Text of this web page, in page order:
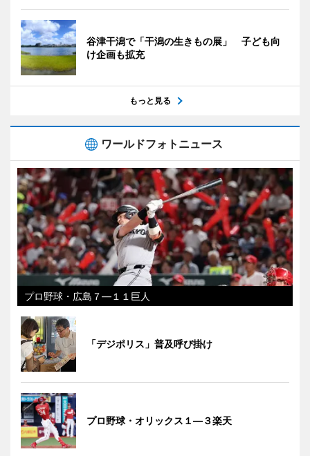
谷津干潟で「干潟の生きもの展」 子ども向
け企画も拡充
もっと見る
ワールドフォトニュース
プロ野球・広島７―１１巨人
「デジポリス」普及呼び掛け
プロ野球・オリックス１―３楽天